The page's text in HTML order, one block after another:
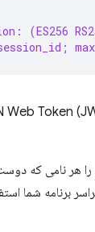
(ES256
نامی که دوست
برنامه شما